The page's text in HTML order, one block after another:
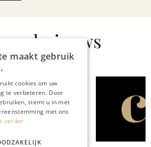
nieuws
GASTRONOMIE
Designer Outlet Roermond is
een paradijs voor iedereen
die graag een dagje shopt
maakt gebruik
cookies om uw
te verbeteren. Door
stemt u in met
met ons
verder